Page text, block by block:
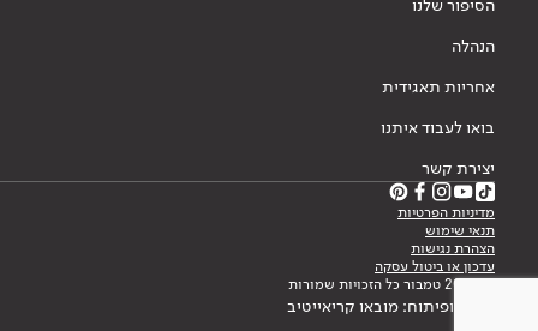
הסיפור שלנו
הנהלה
אחריות תאגידית
בואו לעבוד איתנו
יצירת קשר
מדיניות הפרטיות
תנאי שימוש
הצהרת נגישות
עדכון או ביטול עסקה
© 2026 טמבור כל הזכויות שמורות
עיצוב ופיתוח: מובאו קריאייטיב